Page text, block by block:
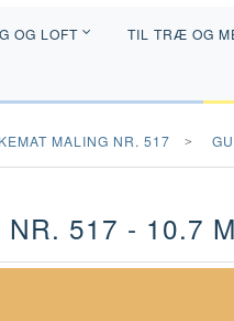
OG LOFT TIL TRÆ OG
MALING NR. 517
NR. 517 - 10.7